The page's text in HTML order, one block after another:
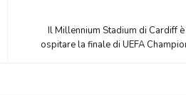
Il Millennium Stadium di Cardiff
ospitare la finale di UEFA